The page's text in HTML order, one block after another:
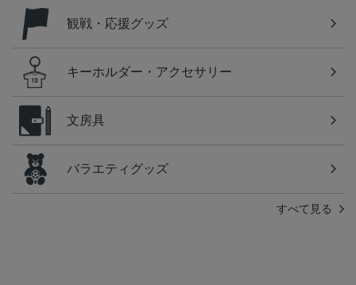
観戦・応援グッズ
キーホルダー・アクセサリー
文房具
バラエティグッズ
すべて見る